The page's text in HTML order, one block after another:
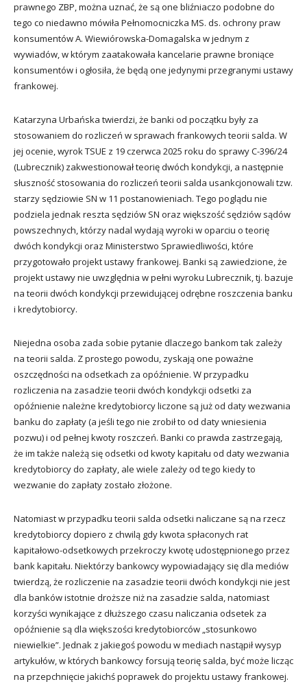
prawnego ZBP, można uznać, że są one bliźniaczo podobne do
tego co niedawno mówiła Pełnomocniczka MS. ds. ochrony praw
konsumentów A. Wiewiórowska-Domagalska w jednym z
wywiadów, w którym zaatakowała kancelarie prawne broniące
konsumentów i ogłosiła, że będą one jedynymi przegranymi ustawy
frankowej.
Katarzyna Urbańska twierdzi, że banki od początku były za
stosowaniem do rozliczeń w sprawach frankowych teorii salda. W
jej ocenie, wyrok TSUE z 19 czerwca 2025 roku do sprawy C-396/24
(Lubrecznik) zakwestionował teorię dwóch kondykcji, a następnie
słuszność stosowania do rozliczeń teorii salda usankcjonowali tzw.
starzy sędziowie SN w 11 postanowieniach. Tego poglądu nie
podziela jednak reszta sędziów SN oraz większość sędziów sądów
powszechnych, którzy nadal wydają wyroki w oparciu o teorię
dwóch kondykcji oraz Ministerstwo Sprawiedliwości, które
przygotowało projekt ustawy frankowej. Banki są zawiedzione, że
projekt ustawy nie uwzględnia w pełni wyroku Lubrecznik, tj. bazuje
na teorii dwóch kondykcji przewidującej odrębne roszczenia banku
i kredytobiorcy.
Niejedna osoba zada sobie pytanie dlaczego bankom tak zależy
na teorii salda. Z prostego powodu, zyskają one poważne
oszczędności na odsetkach za opóźnienie. W przypadku
rozliczenia na zasadzie teorii dwóch kondykcji odsetki za
opóźnienie należne kredytobiorcy liczone są już od daty wezwania
banku do zapłaty (a jeśli tego nie zrobił to od daty wniesienia
pozwu) i od pełnej kwoty roszczeń. Banki co prawda zastrzegają,
że im także należą się odsetki od kwoty kapitału od daty wezwania
kredytobiorcy do zapłaty, ale wiele zależy od tego kiedy to
wezwanie do zapłaty zostało złożone.
Natomiast w przypadku teorii salda odsetki naliczane są na rzecz
kredytobiorcy dopiero z chwilą gdy kwota spłaconych rat
kapitałowo-odsetkowych przekroczy kwotę udostępnionego przez
bank kapitału. Niektórzy bankowcy wypowiadający się dla mediów
twierdzą, że rozliczenie na zasadzie teorii dwóch kondykcji nie jest
dla banków istotnie droższe niż na zasadzie salda, natomiast
korzyści wynikające z dłuższego czasu naliczania odsetek za
opóźnienie są dla większości kredytobiorców „stosunkowo
niewielkie”. Jednak z jakiegoś powodu w mediach nastąpił wysyp
artykułów, w których bankowcy forsują teorię salda, być może licząc
na przepchnięcie jakichś poprawek do projektu ustawy frankowej.